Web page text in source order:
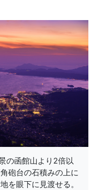
の函館山より2倍以
砲台の石積みの上に
を眼下に見渡せる。